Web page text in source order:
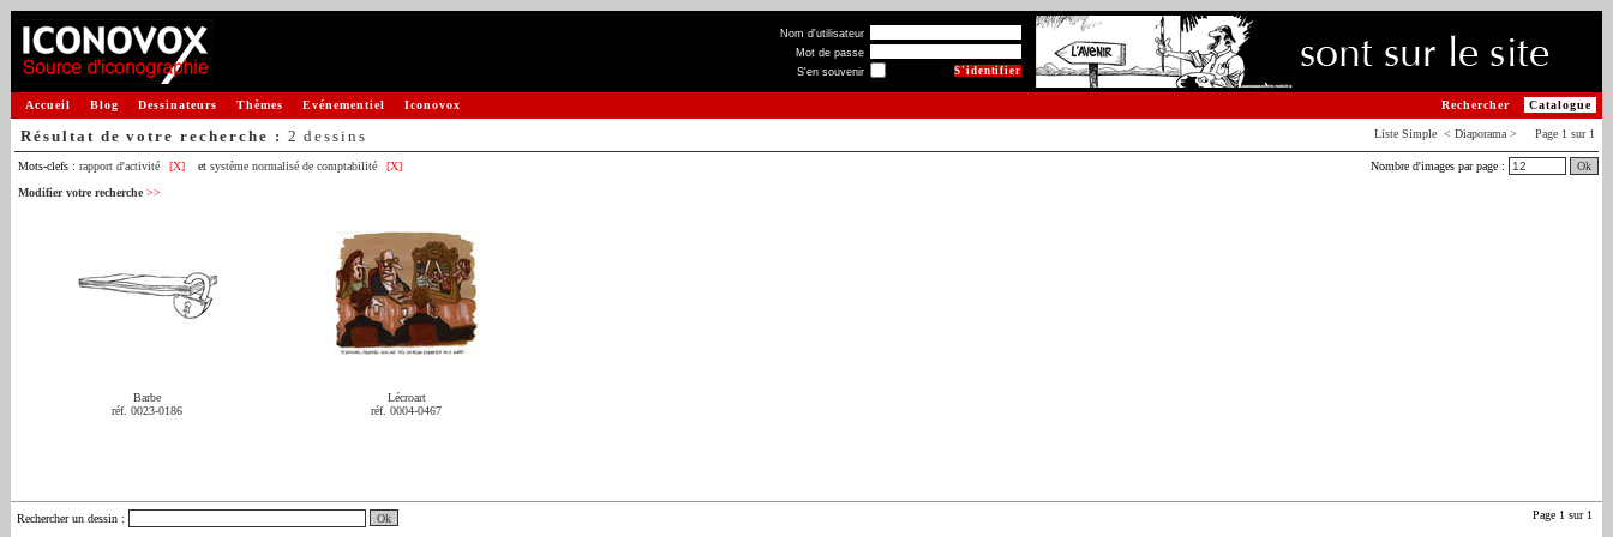
Nom d'utilisateur
Mot de passe
S'en souvenir
Accueil Blog Dessinateurs Thèmes Evénementiel Iconovox Catalogue
Rechercher
Liste Simple < Diaporama > Page 1 sur 1
Résultat de votre recherche : 2 dessins
Nombre d'images par page : Ok
Mots-clefs : rapport d'activité [X] et système normalisé de comptabilité
[X]
Modifier votre recherche >>
Barbe
réf. 0023-0186
Lécroart
réf. 0004-0467
Rechercher un dessin : Page 1 sur 1